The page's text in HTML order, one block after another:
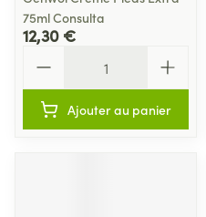
75ml Consulta
12,30 €
Ajouter au panier